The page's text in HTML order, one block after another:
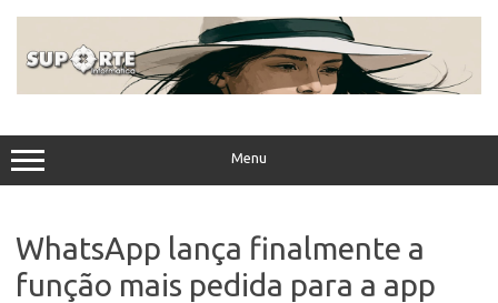
Menu
WhatsApp lança finalmente a
função mais pedida para a app